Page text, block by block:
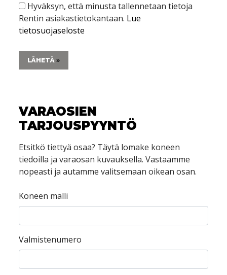
Hyväksyn, että minusta tallennetaan tietoja
Rentin asiakastietokantaan. Lue
tietosuojaseloste
LÄHETÄ
VARAOSIEN
TARJOUSPYYNTÖ
Etsitkö tiettyä osaa? Täytä lomake koneen
tiedoilla ja varaosan kuvauksella. Vastaamme
nopeasti ja autamme valitsemaan oikean osan.
Koneen malli
Valmistenumero